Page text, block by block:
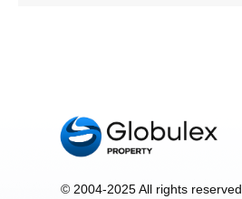
© 2004-2025 All rights reserved.